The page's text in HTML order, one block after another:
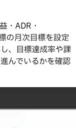
・ADR・
の月次目標を設定
、目標達成率や課
んでいるかを確認